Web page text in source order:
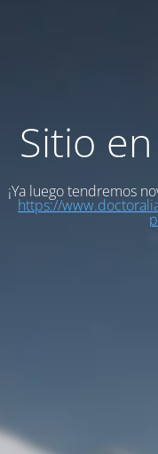
Sitio
¡Ya luego tendremos
https://